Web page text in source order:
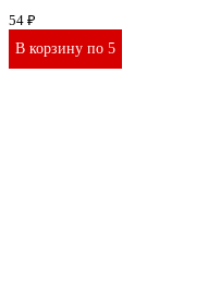
54 ₽
В корзину по 5